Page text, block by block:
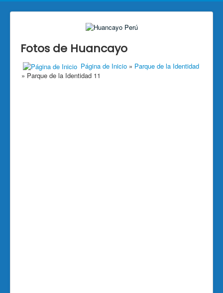
Fotos de Huancayo
Página de Inicio » Parque de la Identidad
» Parque de la Identidad 11